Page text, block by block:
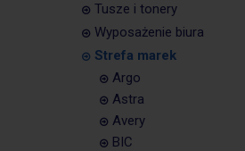
Tusze i tonery
Wyposażenie biura
Strefa marek
Argo
Astra
Avery
BIC